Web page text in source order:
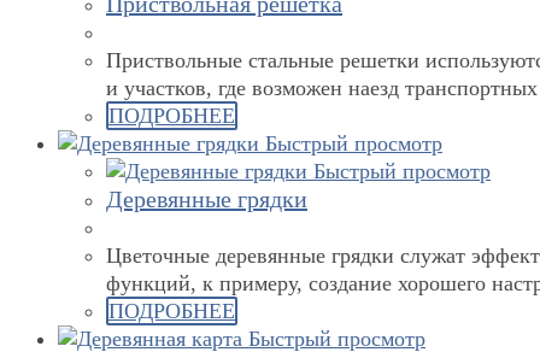
Приствольные стальные решетки
и участков, где возможен наезд
ПОДРОБНЕЕ
Быстрый просмотр
Быстрый просмотр
Деревянные грядки
Цветочные деревянные грядки служат
функций, к примеру, создание хорошего
ПОДРОБНЕЕ
Быстрый просмотр